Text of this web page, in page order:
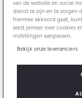
bZ4X
BATTERIJ-ELEKTRISCH
Connected check
Navigatie updates
van de website en social
dienst te zijn en te zorgen
hiermee akkoord gaat,
leest jemeer over cookies
instellingen aanpassen.
Bekijk onze leveranciers